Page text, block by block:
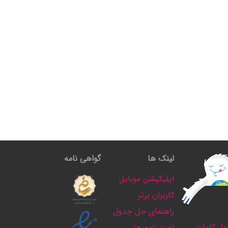
لینک ها
اپلیکیشن موبایل
کاربران برتر
راهنمای حل جدول
گواهی نامه